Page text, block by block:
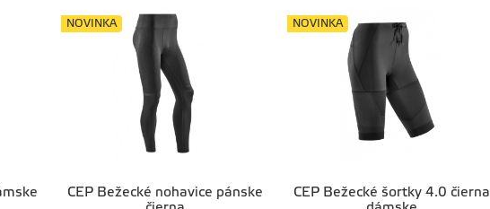
CEP Bežecké nohavice pánske
NOVINKA
CEP Bežecké šortky 4.0 čierna
NOVINKA